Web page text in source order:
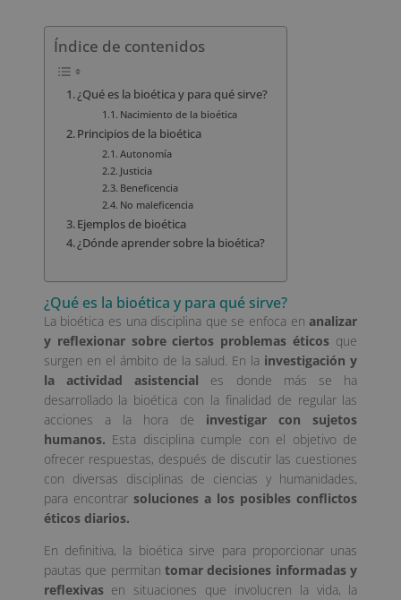
Índice de contenidos
¿Qué es la bioética y para qué sirve?
Nacimiento de la bioética
Principios de la bioética
Autonomía
Justicia
Beneficencia
No maleficencia
Ejemplos de bioética
¿Dónde aprender sobre la bioética?
¿Qué es la bioética y para qué sirve?
La bioética es una disciplina que se enfoca enanalizar
y reflexionar sobre ciertos problemas éticos que
surgen en el ámbito de la salud. En la investigación y
la actividad asistencial es donde más se ha
desarrollado la bioética con la finalidad de regular las
acciones a la hora de investigar con sujetos
humanos. Esta disciplina cumple con el objetivo de
ofrecer respuestas, después de discutir las cuestiones
con diversas disciplinas de ciencias y humanidades,
para encontrar soluciones a los posibles conflictos
éticos diarios.
En definitiva, la bioética sirve para proporcionar unas
pautas que permitan tomar decisiones informadas y
reflexivasen situaciones que involucren la vida, la